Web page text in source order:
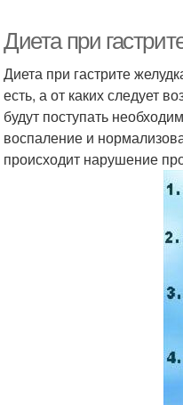
Диета при
Диета при гастрите
есть, а от каких следует
будут поступать
воспаление и
происходит нарушение